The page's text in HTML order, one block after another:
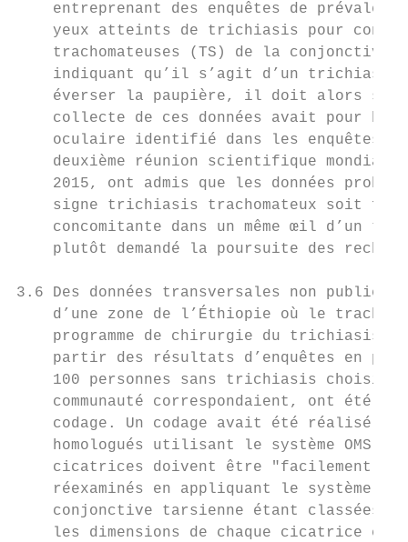
entreprenant des enquêtes de
yeux atteints de trichiasis pour
trachomateuses (TS) de la conjonctive
indiquant qu’il s’agit d’un
éverser la paupière, il doit alors
collecte de ces données avait pour
oculaire identifié dans les enquêtes
deuxième réunion scientifique
2015, ont admis que les données
signe trichiasis trachomateux soit
concomitante dans un même œil d’un
plutôt demandé la poursuite des
3.6 Des données transversales non
d’une zone de l’Éthiopie où le
programme de chirurgie du trichiasis
partir des résultats d’enquêtes en
100 personnes sans trichiasis
communauté correspondaient, ont été
codage. Un codage avait été réalisé
homologués utilisant le système OMS
cicatrices doivent être "facilement
réexaminés en appliquant le système
conjonctive tarsienne étant classées
les dimensions de chaque cicatrice et